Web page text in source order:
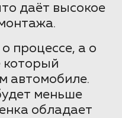
даёт высокое
процессе, а о
который
автомобиле.
меньше
обладает